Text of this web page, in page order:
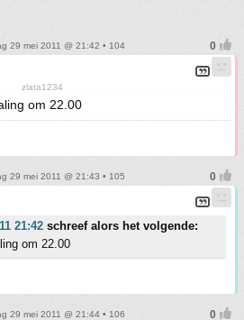
29 mei 2011 @ 21:42 • 104
zlata1234
om 22.00
29 mei 2011 @ 21:43 • 105
21:42 schreef alors het volgende:
om 22.00
29 mei 2011 @ 21:44 • 106